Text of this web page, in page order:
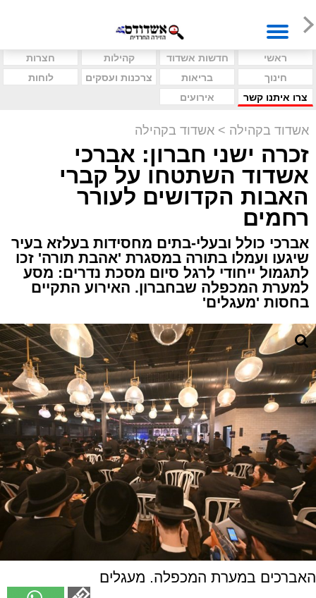
ראשי חדשות אשדוד קהילות
חצרות
חינוך
בריאות צרכנות ועסקים
לוחות
צרו איתנו קשר
אירועים
אשדוד בקהילה > אשדוד בקהילה
זכרה ישני חברון: אברכי
אשדוד השתטחו על קברי
האבות הקדושים לעורר
רחמים
אברכי כולל ובעלי-בתים מחסידות בעלזא בעיר
שיגעו ועמלו בתורה במסגרת 'אהבת תורה' זכו
לתגמול ייחודי לרגל סיום מסכת נדרים: מסע
למערת המכפלה שבחברון. האירוע התקיים
בחסות 'מעגלים'
האברכים במערת המכפלה. מעגלים